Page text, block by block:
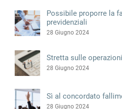
Possibile proporre la
previdenziali
28 Giugno 2024
Stretta sulle
28 Giugno 2024
Sì al concordato
28 Giugno 2024